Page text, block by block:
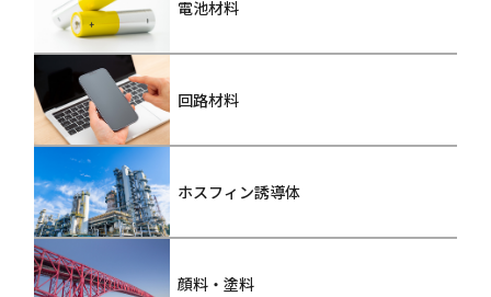
電池材料
回路材料
ホスフィン誘導体
顔料・塗料